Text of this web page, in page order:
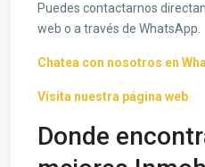
Puedes contactarnos
web o a través de WhatsApp.
Chatea con nosotros en
Visita nuestra página web
Donde